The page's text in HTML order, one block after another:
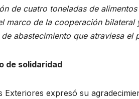
de cuatro toneladas de
marco de la cooperación
abastecimiento que atraviesa el
de solidaridad
Exteriores expresó su